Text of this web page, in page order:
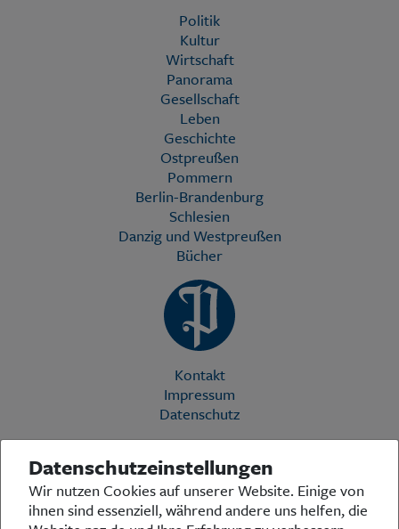
Politik
Kultur
Wirtschaft
Panorama
Gesellschaft
Leben
Geschichte
Ostpreußen
Pommern
Berlin-Brandenburg
Schlesien
Danzig und Westpreußen
Bücher
Kontakt
Impressum
Datenschutz
Die Preußische Allgemeine Zeitung (PAZ) ist eine einzigartige Stimme
in der deutschen Medienlandschaft. Woche für Woche berichtet sie
über das aktuelle Zeitgeschehen in Politik, Kultur und Wirtschaft und
Datenschutzeinstellungen
Wir nutzen Cookies auf unserer Website. Einige von
ihnen sind essenziell, während andere uns helfen, die